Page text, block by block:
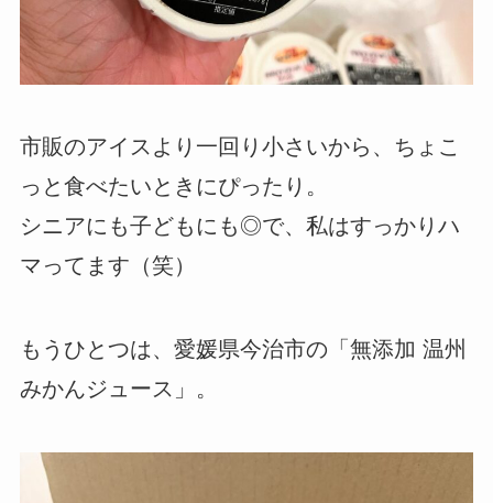
市販のアイスより一回り小さいから、ちょこ
っと食べたいときにぴったり。
シニアにも子どもにも◎で、私はすっかりハ
マってます（笑）
もうひとつは、愛媛県今治市の「無添加 温州
みかんジュース」。